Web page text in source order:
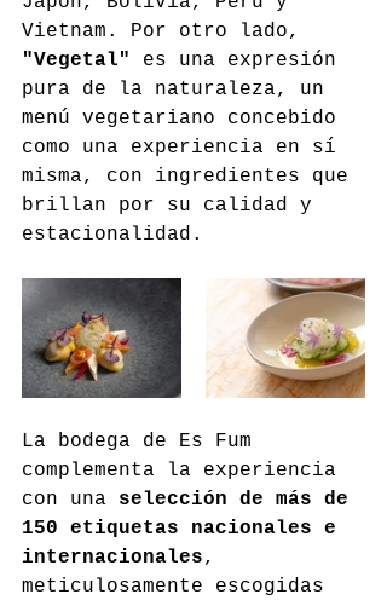
Vietnam. Por otro lado,
"Vegetal"
es una expresión
pura de la naturaleza, un
menú vegetariano concebido
como una experiencia en sí
misma, con ingredientes que
brillan por su calidad y
estacionalidad.
La bodega de Es Fum
complementa la experiencia
con una selección de más de
150 etiquetas nacionales e
internacionales,
meticulosamente escogidas